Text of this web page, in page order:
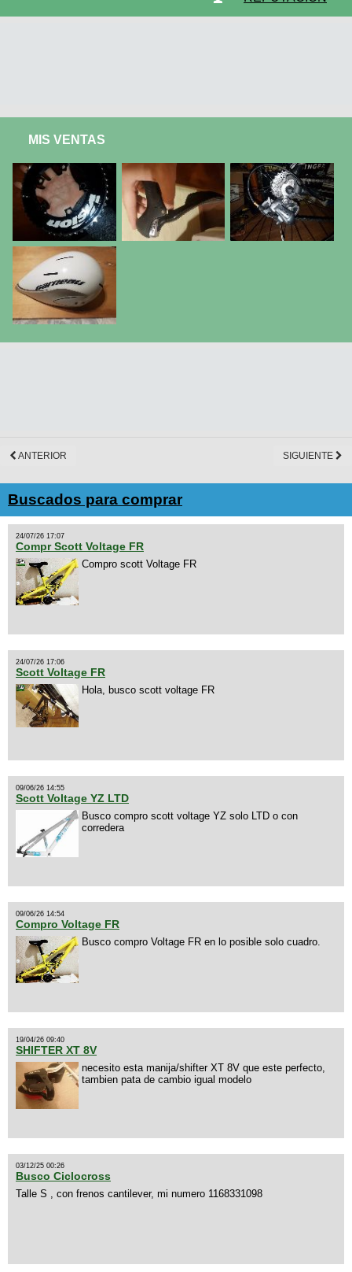
MIS VENTAS
ANTERIOR SIGUIENTE
Buscados para comprar
24/07/26 17:07
Compr Scott Voltage FR
Compro scott Voltage FR
24/07/26 17:06
Scott Voltage FR
Hola, busco scott voltage FR
09/06/26 14:55
Scott Voltage YZ LTD
Busco compro scott voltage YZ solo LTD o con
corredera
09/06/26 14:54
Compro Voltage FR
Busco compro Voltage FR en lo posible solo cuadro.
19/04/26 09:40
SHIFTER XT 8V
necesito esta manija/shifter XT 8V que este perfecto,
tambien pata de cambio igual modelo
03/12/25 00:26
Busco Ciclocross
Talle S , con frenos cantilever, mi numero 1168331098